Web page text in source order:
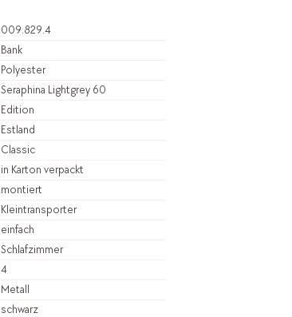
009.829.4
Bank
Polyester
Seraphina Lightgrey 60
Edition
Estland
Classic
in Karton verpackt
montiert
Kleintransporter
einfach
Schlafzimmer
4
Metall
schwarz